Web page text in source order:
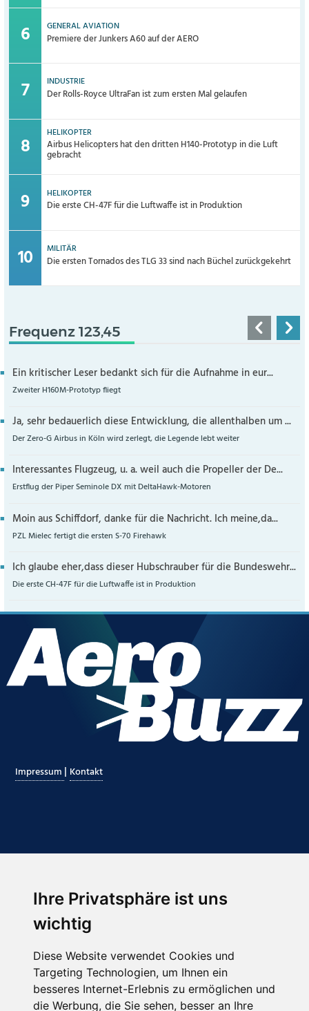
Ihre Privatsphäre ist uns
wichtig
Diese Website verwendet Cookies und
Targeting Technologien, um Ihnen ein
besseres Internet-Erlebnis zu ermöglichen und
die Werbung, die Sie sehen, besser an Ihre
GENERAL AVIATION
Premiere der Junkers A60 auf der AERO
INDUSTRIE
Der Rolls-Royce UltraFan ist zum ersten Mal gelaufen
HELIKOPTER
Airbus Helicopters hat den dritten H140-Prototyp in die Luft
gebracht
HELIKOPTER
Die erste CH-47F für die Luftwaffe ist in Produktion
MILITÄR
Die ersten Tornados des TLG 33 sind nach Büchel zurückgekehrt
Frequenz 123,45
Ein kritischer Leser bedankt sich für die Aufnahme in eur...
Zweiter H160M-Prototyp fliegt
Ja, sehr bedauerlich diese Entwicklung, die allenthalben um ...
Der Zero-G Airbus in Köln wird zerlegt, die Legende lebt weiter
Interessantes Flugzeug, u. a. weil auch die Propeller der De...
Erstflug der Piper Seminole DX mit DeltaHawk-Motoren
Moin aus Schiffdorf, danke für die Nachricht. Ich meine,da...
PZL Mielec fertigt die ersten S-70 Firehawk
Ich glaube eher,dass dieser Hubschrauber für die Bundeswehr...
Die erste CH-47F für die Luftwaffe ist in Produktion
Impressum | Kontakt
Abonnieren Sie unseren Newsletter
Email*